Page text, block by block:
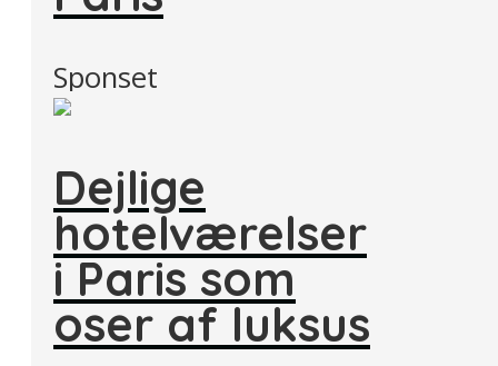
Sponset
Dejlige
hotelværelser
i Paris som
oser af luksus